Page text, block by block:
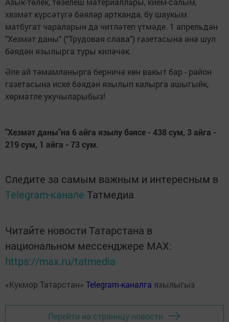
хезмәт күрсәтүгә бәяләр артканда, бу шаукым
матбугат чараларын да читләтеп үтмәде. 1 апрельдән
"Хезмәт даны" ("Трудовая слава") газетасына әнә шул
бәядән язылырга туры киләчәк.
Әле ай тәмамланырга берничә көн вакыт бар - район
газетасына иске бәядән язылып калырга ашыгыйк,
хөрмәтле укучыларыбыз!
"Хезмәт даны"на 6 айга язылу бәясе - 438 сум, 3 айга -
219 сум, 1 айга - 73 сум.
Следите за самым важным и интересным в
Telegram-канале Татмедиа
Читайте новости Татарстана в
национальном мессенджере MАХ:
https://max.ru/tatmedia
«Кукмор Татарстан» Telegram-каналга язылыгыз
Перейти на страницу новости